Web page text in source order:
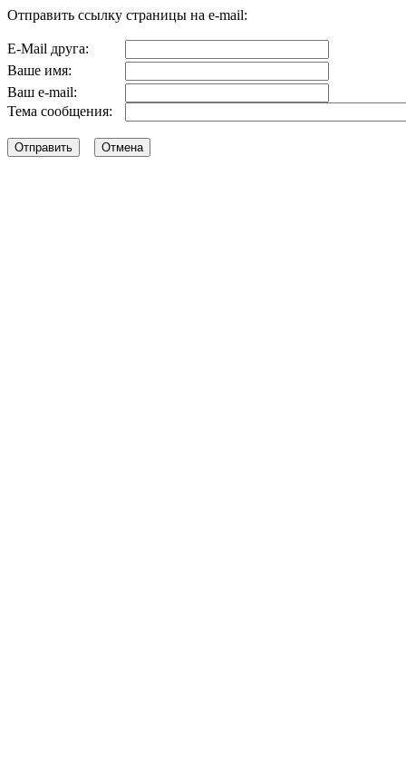
Отправить ссылку страницы на e-mail:
E-Mail друга:
Ваше имя:
Ваш e-mail:
Тема сообщения: